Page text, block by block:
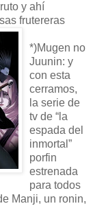
y ahí
frutereras
*)Mugen no
Juunin: y
con esta
cerramos,
la serie de
tv de “la
espada del
inmortal”
porfin
estrenada
para todos
Manji, un ronin,